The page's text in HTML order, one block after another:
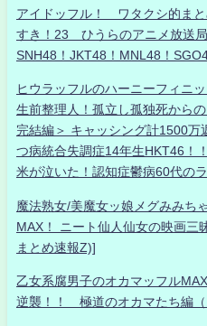
アイドッフル！ ワタクシ的ま
すき！23 ひうらのアニメ放送
SNH48！JKT48！MNL48！
ヒウラッフルのハーニーフィニ
生前整理人！孤立し孤独死から
完結編＞ キャッシング計1500万
つ病統合失調症14年生HKT46！
米が泣いた！認知症鬱病60代の
魔法熟女/美魔女ッ娘メグみみち
MAX！ ニート仙人仙女の映画三
まとめ速報Z)]
乙女系腐男子のオカマッフル
逆襲！！ 極道のオカマたち編（